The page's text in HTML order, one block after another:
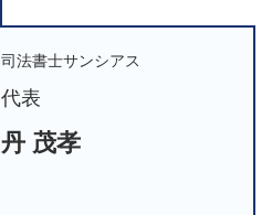
司法書士サンシアス
代表
丹 茂孝